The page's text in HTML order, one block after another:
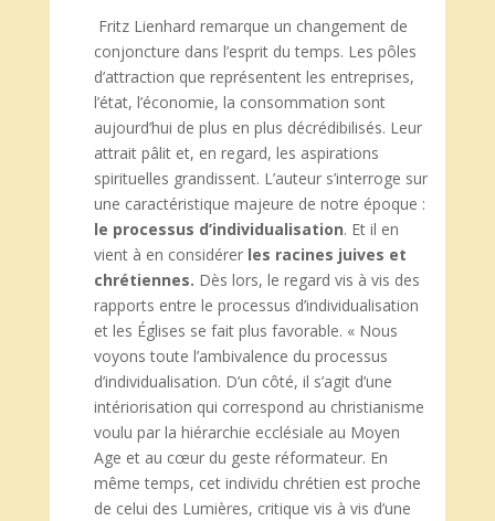
Fritz Lienhard remarque un changement de
conjoncture dans l’esprit du temps. Les pôles
d’attraction que représentent les entreprises,
l’état, l’économie, la consommation sont
aujourd’hui de plus en plus décrédibilisés. Leur
attrait pâlit et, en regard, les aspirations
spirituelles grandissent. L’auteur s’interroge sur
une caractéristique majeure de notre époque :
le processus d’individualisation. Et il en
vient à en considérer les racines juives et
chrétiennes. Dès lors, le regard vis à vis des
rapports entre le processus d’individualisation
et les Églises se fait plus favorable. « Nous
voyons toute l’ambivalence du processus
d’individualisation. D’un côté, il s’agit d’une
intériorisation qui correspond au christianisme
voulu par la hiérarchie ecclésiale au Moyen
Age et au cœur du geste réformateur. En
même temps, cet individu chrétien est proche
de celui des Lumières, critique vis à vis d’une